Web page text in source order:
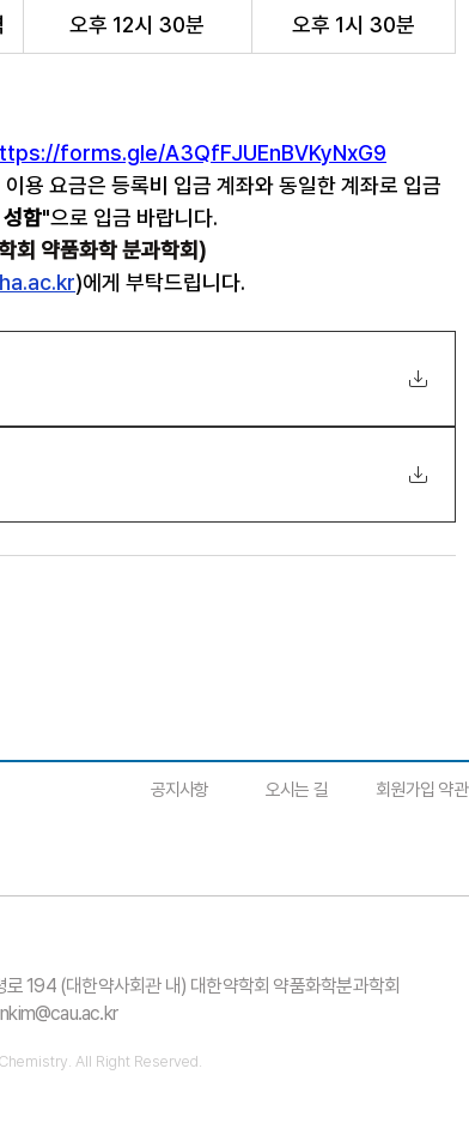
오후 12시 30분 오후 1시 30분
forms.gle/A3QfFJUEnBVKyNxG9
이용 요금은 등록비 입금 계좌와 동일한 계좌로 입금
함"으로 입금 바랍니다.
약품화학 분과학회)
)에게 부탁드립니다.
​공지사항 오시는 길 ​회원가입 약관
194 (대한약사회관 내) 대한약학회 약품화학분과학회
All Right Reserved.